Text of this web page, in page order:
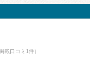
載口コミ1件）